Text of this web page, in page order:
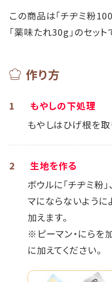
この商品は「チヂミ粉
「薬味たれ30g」のセット
作り方
1
もやしの下処理
もやしはひげ根を取
2
生地を作る
ボウルに「チヂミ粉」
マにならないように
加えます。
※ピーマン・にらを
に加えてください。